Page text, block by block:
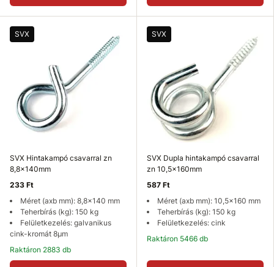
SVX
SVX Hintakampó csavarral zn
8,8x140mm
233 Ft
Méret (axb mm): 8,8x140 mm
Teherbírás (kg): 150 kg
Felületkezelés: galvanikus
cink-kromát 8µm
Raktáron 2883 db
SVX
SVX Dupla hintakampó csavarral
zn 10,5x160mm
587 Ft
Méret (axb mm): 10,5x160 mm
Teherbírás (kg): 150 kg
Felületkezelés: cink
Raktáron 5466 db